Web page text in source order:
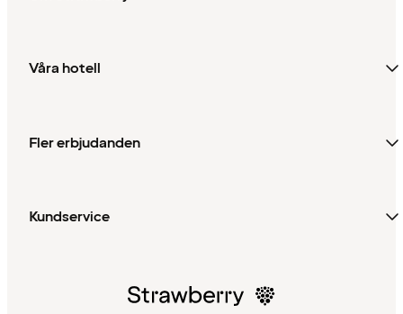
Våra hotell
Fler erbjudanden
Kundservice